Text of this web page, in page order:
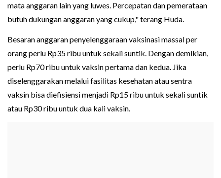
mata anggaran lain yang luwes. Percepatan dan pemerataan
butuh dukungan anggaran yang cukup," terang Huda.
Besaran anggaran penyelenggaraan vaksinasi massal per
orang perlu Rp35 ribu untuk sekali suntik. Dengan demikian,
perlu Rp70 ribu untuk vaksin pertama dan kedua. Jika
diselenggarakan melalui fasilitas kesehatan atau sentra
vaksin bisa diefisiensi menjadi Rp15 ribu untuk sekali suntik
atau Rp30 ribu untuk dua kali vaksin.